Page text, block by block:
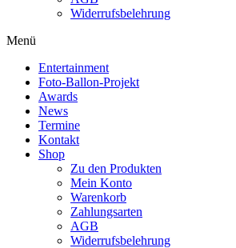
Widerrufsbelehrung
Menü
Entertainment
Foto-Ballon-Projekt
Awards
News
Termine
Kontakt
Shop
Zu den Produkten
Mein Konto
Warenkorb
Zahlungsarten
AGB
Widerrufsbelehrung